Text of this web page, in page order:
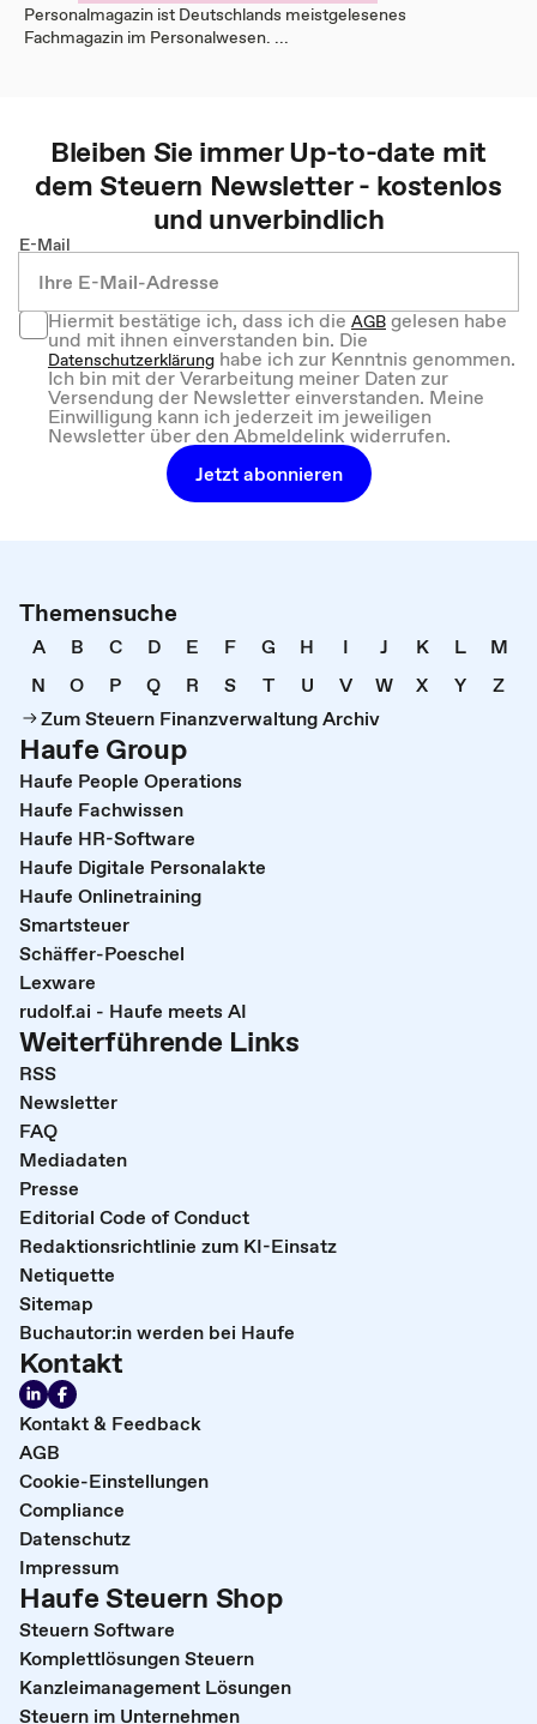
Personalmagazin ist Deutschlands meistgelesenes
Fachmagazin im Personalwesen. ...
Bleiben Sie immer Up-to-date mit
demSteuern Newsletter - kostenlos
und unverbindlich
E-Mail
Hiermit bestätige ich, dass ich dieAGBgelesen habe
und mit ihnen einverstanden bin. Die
Datenschutzerklärung habe ich zur Kenntnis genommen.
Ich bin mit der Verarbeitung meiner Daten zur
Versendung der Newsletter einverstanden. Meine
Einwilligung kann ich jederzeit im jeweiligen
Newsletter über den Abmeldelink widerrufen.
Jetzt abonnieren
Themensuche
A B C D E F G H I J K L
M
N
O P Q R S T U V W X Y
Z
Zum Steuern Finanzverwaltung Archiv
Haufe Group
Haufe People Operations
Haufe Fachwissen
Haufe HR-Software
Haufe Digitale Personalakte
Haufe Onlinetraining
Smartsteuer
Schäffer-Poeschel
Lexware
rudolf.ai - Haufe meets AI
Weiterführende Links
RSS
Newsletter
FAQ
Mediadaten
Presse
Editorial Code of Conduct
Redaktionsrichtlinie zum KI-Einsatz
Netiquette
Sitemap
Buchautor:in werden bei Haufe
Kontakt
Kontakt & Feedback
AGB
Cookie-Einstellungen
Compliance
Datenschutz
Impressum
Haufe Steuern Shop
Steuern Software
Komplettlösungen Steuern
Kanzleimanagement Lösungen
Steuern im Unternehmen